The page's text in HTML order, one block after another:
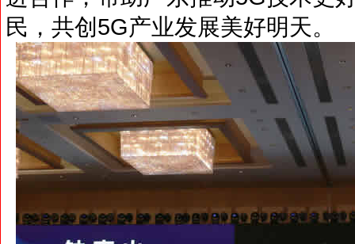
民，共创5G产业发展美好明天。